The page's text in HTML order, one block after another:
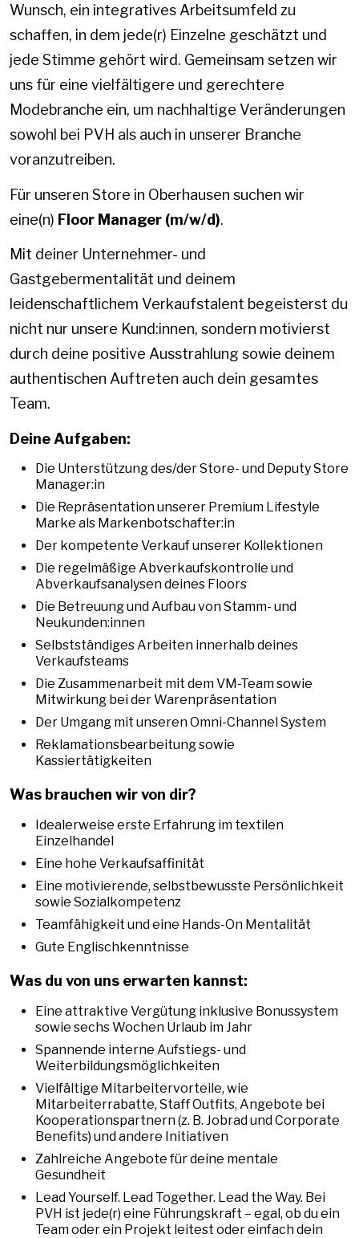
Wunsch, ein integratives Arbeitsumfeld zu
schaffen, in dem jede(r) Einzelne geschätzt und
jede Stimme gehört wird. Gemeinsam setzen wir
uns für eine vielfältigere und gerechtere
Modebranche ein, um nachhaltige Veränderungen
sowohl bei PVH als auch in unserer Branche
voranzutreiben.
Für unseren Store in Oberhausen suchen wir
eine(n) Floor Manager (m/w/d).
Mit deiner Unternehmer- und
Gastgebermentalität und deinem
leidenschaftlichem Verkaufstalent begeisterst du
nicht nur unsere Kund:innen, sondern motivierst
durch deine positive Ausstrahlung sowie deinem
authentischen Auftreten auch dein gesamtes
Team.
Deine Aufgaben:
Die Unterstützung des/der Store- und Deputy Store
Manager:in
Die Repräsentation unserer Premium Lifestyle
Marke als Markenbotschafter:in
Der kompetente Verkauf unserer Kollektionen
Die regelmäßige Abverkaufskontrolle und
Abverkaufsanalysen deines Floors
Die Betreuung und Aufbau von Stamm- und
Neukunden:innen
Selbstständiges Arbeiten innerhalb deines
Verkaufsteams
Die Zusammenarbeit mit dem VM-Team sowie
Mitwirkung bei der Warenpräsentation
Der Umgang mit unseren Omni-Channel System
Reklamationsbearbeitung sowie
Kassiertätigkeiten
Was brauchen wir von dir?
Idealerweise erste Erfahrung im textilen
Einzelhandel
Eine hohe Verkaufsaffinität
Eine motivierende, selbstbewusste Persönlichkeit
sowie Sozialkompetenz
Teamfähigkeit und eine Hands-On Mentalität
Gute Englischkenntnisse
Was du von uns erwarten kannst:
Eine attraktive Vergütung inklusive Bonussystem
sowie sechs Wochen Urlaub im Jahr
Spannende interne Aufstiegs- und
Weiterbildungsmöglichkeiten
Vielfältige Mitarbeitervorteile, wie
Mitarbeiterrabatte, Staff Outfits, Angebote bei
Kooperationspartnern (z. B. Jobrad und Corporate
Benefits) und andere Initiativen
Zahlreiche Angebote für deine mentale
Gesundheit
Lead Yourself. Lead Together. Lead the Way. Bei
PVH ist jede(r) eine Führungskraft – egal, ob du ein
Team oder ein Projekt leitest oder einfach dein